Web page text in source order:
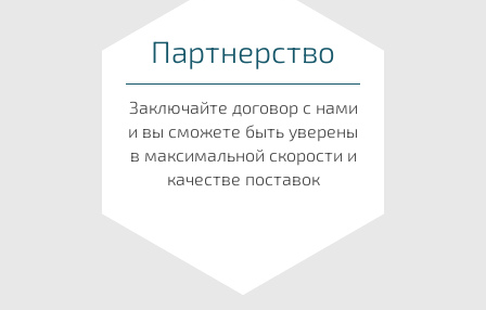
Партнерство
Заключайте договор с нами
и вы сможете быть уверены
в максимальной скорости и
качестве поставок